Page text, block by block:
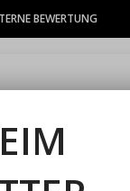
BEWERTUNG